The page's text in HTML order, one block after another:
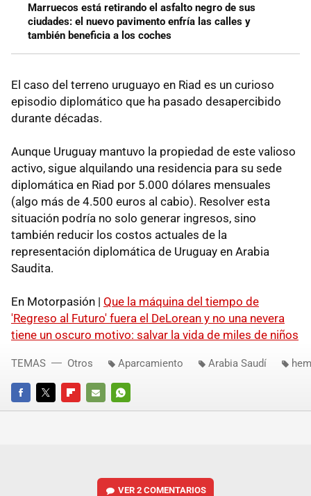
Marruecos está retirando el asfalto negro de sus
ciudades: el nuevo pavimento enfría las calles y
también beneficia a los coches
El caso del terreno uruguayo en Riad es un curioso
episodio diplomático que ha pasado desapercibido
durante décadas.
Aunque Uruguay mantuvo la propiedad de este valioso
activo, sigue alquilando una residencia para su sede
diplomática en Riad por 5.000 dólares mensuales
(algo más de 4.500 euros al cabio). Resolver esta
situación podría no solo generar ingresos, sino
también reducir los costos actuales de la
representación diplomática de Uruguay en Arabia
Saudita.
En Motorpasión | Que la máquina del tiempo de
'Regreso al Futuro' fuera el DeLorean y no una nevera
tiene un oscuro motivo: salvar la vida de miles de niños
FACEBOOKTWITTERFLIPBOARD
E-
WHATSAPP
TEMAS Otros Aparcamiento Arabia Saudí
VER2 COMENTARIOS